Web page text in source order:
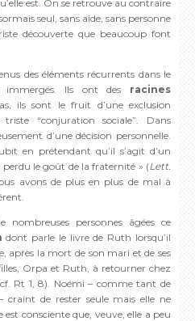
est. On se retrouve au contraire
seul, sans aide, sans personne
découverte que beaucoup font
des éléments récurrents dans le
Ils ont des racines
ils sont le fruit d’une exclusion
“conjuration sociale”. Dans
d’une décision personnelle.
en prétendant qu’il s’agit d’un
le goût de la fraternité » (Lett.
avons de plus en plus de mal à
personnes âgées ce
dont parle le livre de Ruth lorsqu’il
après la mort de son mari et de ses
Orpa et Ruth, à retourner chez
Rt 1, 8). Noémi – comme tant de
craint de rester seule mais elle ne
consciente que, veuve, elle a peu